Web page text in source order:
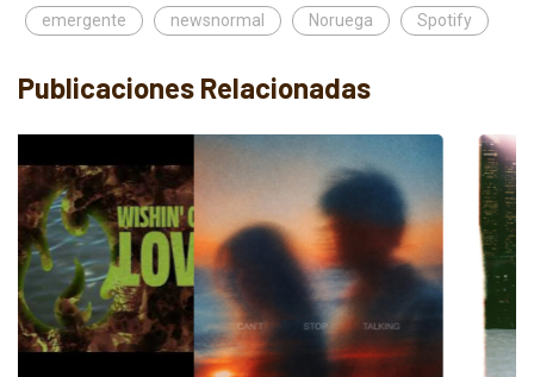
emergente newsnormal Noruega Spotify
Publicaciones Relacionadas